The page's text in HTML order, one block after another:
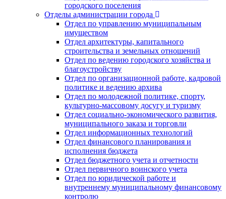
городского поселения
Отделы администрации города
Отдел по управлению муниципальным
имуществом
Отдел архитектуры, капитального
строительства и земельных отношений
Отдел по ведению городского хозяйства и
благоустройству
Отдел по организационной работе, кадровой
политике и ведению архива
Отдел по молодежной политике, спорту,
культурно-массовому досугу и туризму
Отдел социально-экономического развития,
муниципального заказа и торговли
Отдел информационных технологий
Отдел финансового планирования и
исполнения бюджета
Отдел бюджетного учета и отчетности
Отдел первичного воинского учета
Отдел по юридической работе и
внутреннему муниципальному финансовому
контролю